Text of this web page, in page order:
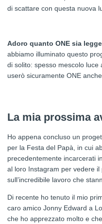
di scattare con questa nuova
Adoro quanto ONE sia
abbiamo illuminato questo
di solito: spesso mescolo
userò sicuramente ONE
La mia prossima
Ho appena concluso un
per la Festa del Papà, in cui
precedentemente incarcerati
al loro Instagram per vedere
sull’incredibile lavoro che
Di recente ho tenuto il mio
caro amico Jonny Edward a
che ho apprezzato molto e